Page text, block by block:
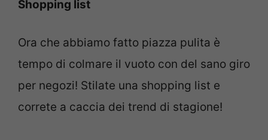
Shopping list
Ora che abbiamo fatto piazza pulita è
tempo di colmare il vuoto con del sano giro
per negozi! Stilate una shopping list e
correte a caccia dei trend di stagione!